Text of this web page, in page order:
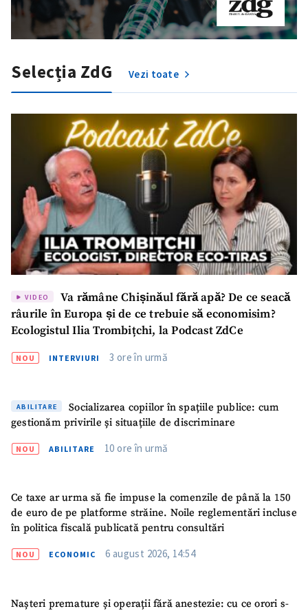
на русском
Selecția ZdG Vezi toate
VIDEO
Va rămâne Chișinăul fără apă? De ce seacă
râurile în Europa și de ce trebuie să economisim?
Ecologistul Ilia Trombițchi, la Podcast ZdCe
NOU INTERVIURI 3 ore în urmă
ABILITARE
Socializarea copiilor în spațiile publice: cum
gestionăm privirile și situațiile de discriminare
NOU ABILITARE 10 ore în urmă
Ce taxe ar urma să fie impuse la comenzile de până la 150
de euro de pe platforme străine. Noile reglementări incluse
în politica fiscală publicată pentru consultări
NOU ECONOMIC 6 august 2026, 14:54
Nașteri premature și operații fără anestezie: cu ce orori s-